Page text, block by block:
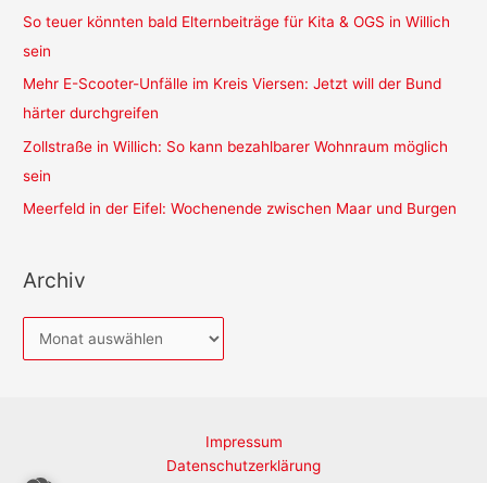
So teuer könnten bald Elternbeiträge für Kita & OGS in Willich
sein
Mehr E-Scooter-Unfälle im Kreis Viersen: Jetzt will der Bund
härter durchgreifen
Zollstraße in Willich: So kann bezahlbarer Wohnraum möglich
sein
Meerfeld in der Eifel: Wochenende zwischen Maar und Burgen
Archiv
r
v
Impressum
Datenschutzerklärung